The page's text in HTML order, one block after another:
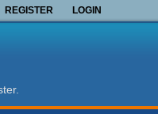
REGISTER LOGIN